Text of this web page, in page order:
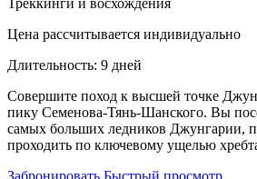
Треккинги и восхождения
Цена рассчитывается индивидуально
Длительность: 9 дней
Совершите поход к высшей точке
пику Семенова-Тянь-Шанского. Вы
самых больших ледников Джунгарии,
проходить по ключевому ущелью